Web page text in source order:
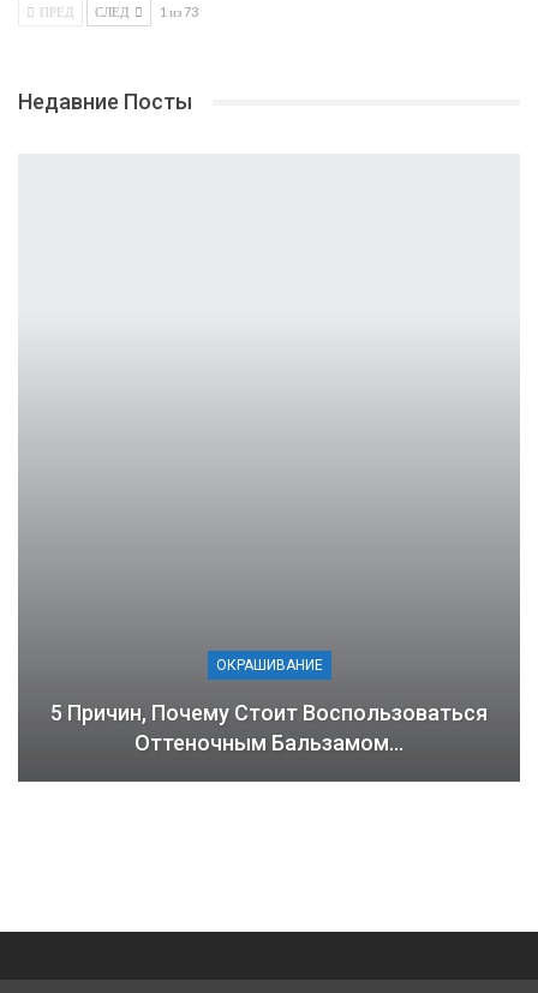
ПРЕД СЛЕД 1 из 73
Недавние Посты
ОКРАШИВАНИЕ
5 Причин, Почему Стоит Воспользоваться
Оттеночным Бальзамом…